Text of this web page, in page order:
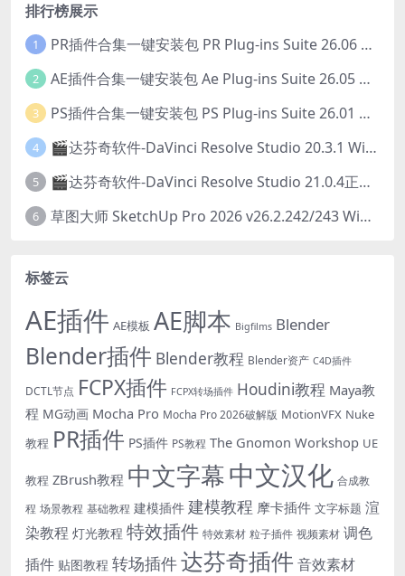
排行榜展示
1 PR插件合集一键安装包 PR Plug-ins Suite 26.06 一键安装PR所有常用插件！
2 AE插件合集一键安装包 Ae Plug-ins Suite 26.05 一键安装AE所有常用插件！
3 PS插件合集一键安装包 PS Plug-ins Suite 26.01 一键安装PS所有常用插件！
4 🎬达芬奇软件-DaVinci Resolve Studio 20.3.1 Win/Mac中文破解版下载
5 🎬达芬奇软件-DaVinci Resolve Studio 21.0.4正式版 Win/Mac中文破解版下载
6 草图大师 SketchUp Pro 2026 v26.2.242/243 Win/Mac破解版 中文版/英文版
标签云
AE插件 AE模板 AE脚本 Bigfilms Blender
Blender插件 Blender教程 Blender资产 C4D插件
DCTL节点 FCPX插件 FCPX转场插件 Houdini教程 Maya教
程 MG动画 Mocha Pro Mocha Pro 2026破解版 MotionVFX Nuke
教程 PR插件 PS插件 PS教程 The Gnomon Workshop UE
教程 ZBrush教程 中文字幕中文汉化 合成教
程 场景教程 基础教程 建模插件 建模教程 摩卡插件 文字标题 渲
染教程 灯光教程 特效插件 特效素材 粒子插件 视频素材 调色
插件 贴图教程 转场插件达芬奇插件 音效素材